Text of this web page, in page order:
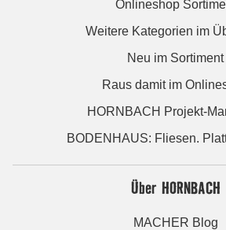
Onlineshop
Weitere Kategorien im
Neu im Sortiment
Raus damit im
HORNBACH Projekt-
BODENHAUS: Fliesen.
Über HORNBACH
MACHER Blog